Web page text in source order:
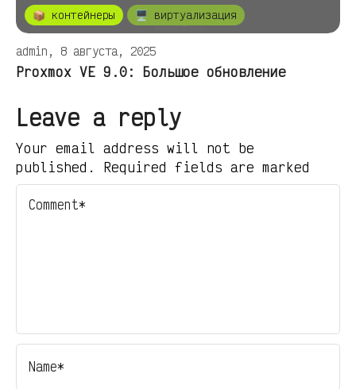
📦 контейнеры 🖥️ виртуализация
admin, 8 августа, 2025
Proxmox VE 9.0: Большое обновление
Leave a reply
Your email address will not be
published. Required fields are marked